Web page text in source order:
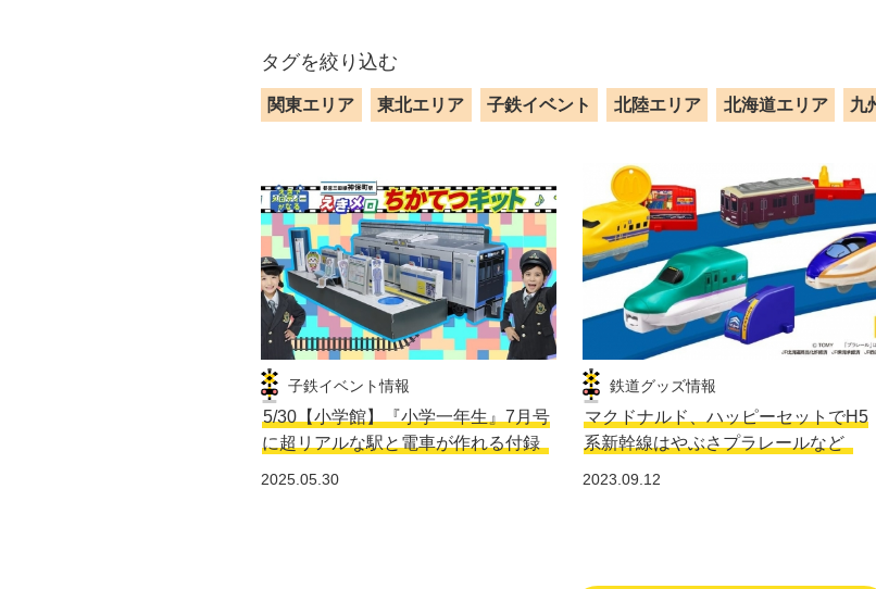
タグを絞り込む
関東エリア 東北エリア 子鉄イベント 北陸エリア 北海道エリア 九
子鉄イベント情報
5/30【小学館】『小学一年生』7月号
に超リアルな駅と電車が作れる付録
2025.05.30
鉄道グッズ情報
マクドナルド、ハッピーセットでH5
系新幹線はやぶさプラレールなど
2023.09.12